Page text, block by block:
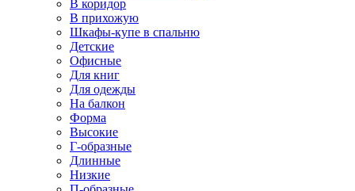
В коридор
В прихожую
Шкафы-купе в спальню
Детские
Офисные
Для книг
Для одежды
На балкон
Форма
Высокие
Г-образные
Длинные
Низкие